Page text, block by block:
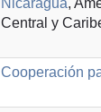
Nicaragua,
Central y
Cooperación